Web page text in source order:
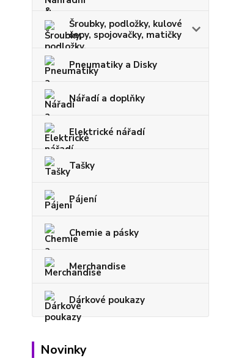
Šroubky, podložky, kulové
čepy, spojovačky, matičky
Pneumatiky a Disky
Nářadí a doplňky
Elektrické nářadí
Tašky
Pájení
Chemie a pásky
Merchandise
Dárkové poukazy
Novinky